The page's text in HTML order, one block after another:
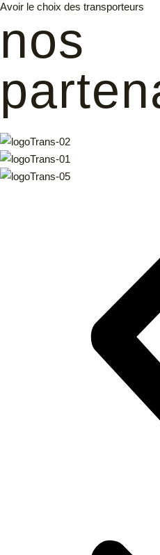
Avoir le choix des transporteurs
nos